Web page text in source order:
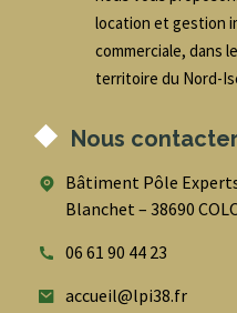
location et gestion
commerciale, dans
territoire du Nord-
Nous contacter
Bâtiment Pôle
Blanchet – 38690
06 61 90 44 23
accueil@lpi38.fr